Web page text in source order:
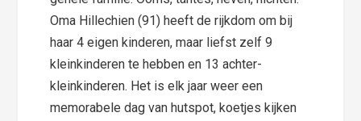
Oma Hillechien (91) heeft de rijkdom om bij
haar 4 eigen kinderen, maar liefst zelf 9
kleinkinderen te hebben en 13 achter-
kleinkinderen. Het is elk jaar weer een
memorabele dag van hutspot, koetjes kijken